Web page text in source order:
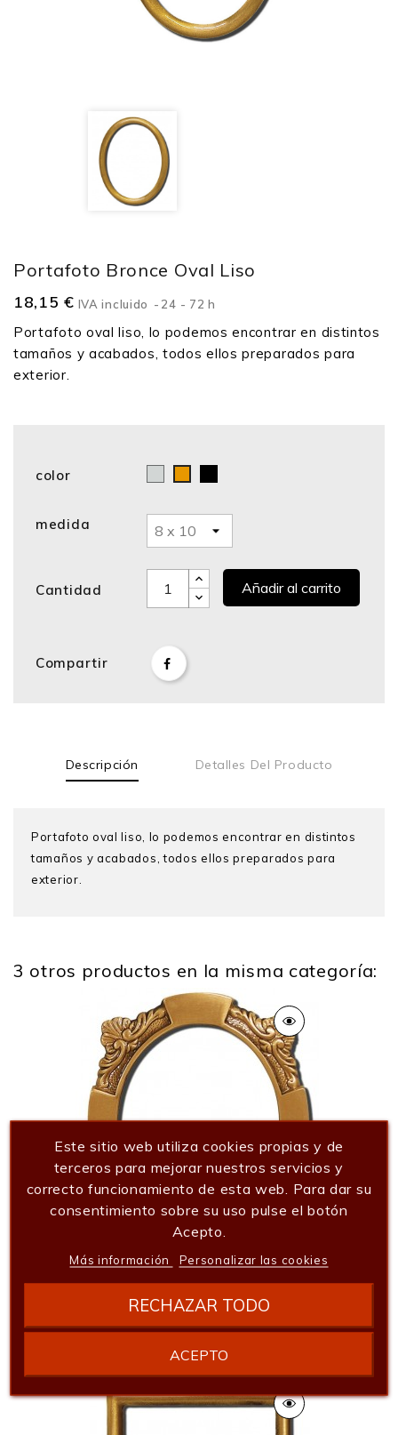
Portafoto Bronce Oval Liso
18,15 € IVA incluido 24 - 72 h
Portafoto oval liso, lo podemos encontrar en distintos
tamaños y acabados, todos ellos preparados para
exterior.
color
medida
Cantidad Añadir al carrito
Compartir
Descripción Detalles Del Producto
Portafoto oval liso, lo podemos encontrar en distintos
tamaños y acabados, todos ellos preparados para
exterior.
3 otros productos en la misma categoría:
Portafoto Bronce Oval Flor
Este sitio web utiliza cookies propias y de
terceros para mejorar nuestros servicios y
correcto funcionamiento de esta web. Para dar su
consentimiento sobre su uso pulse el botón
Acepto.
Más información Personalizar las cookies
RECHAZAR TODO
ACEPTO